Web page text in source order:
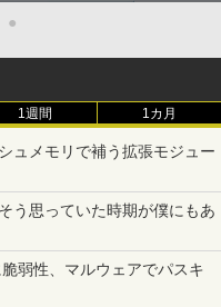
●
1週間 1カ月
ュメモリで補う拡張モジュー
う思っていた時期が僕にもあ
弱性、マルウェアでパスキ